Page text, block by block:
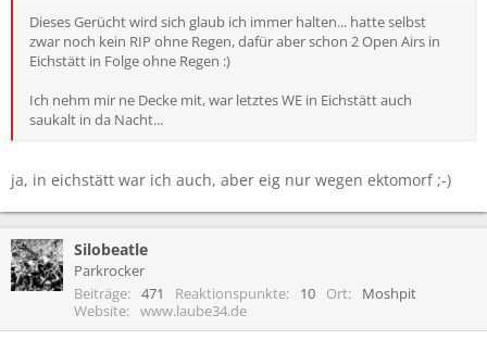
Dieses Gerücht wird sich glaub ich immer halten... hatte selbst
zwar noch kein RIP ohne Regen, dafür aber schon 2 Open Airs in
Eichstätt in Folge ohne Regen :)
Ich nehm mir ne Decke mit, war letztes WE in Eichstätt auch
saukalt in da Nacht...
ja, in eichstätt war ich auch, aber eig nur wegen ektomorf ;-)
Silobeatle
Parkrocker
Beiträge
471 Reaktionspunkte 10 Ort
Moshpit
Website
www.laube34.de